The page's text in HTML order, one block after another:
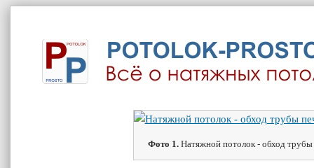
Фото 1.Натяжной потолок - обход трубы